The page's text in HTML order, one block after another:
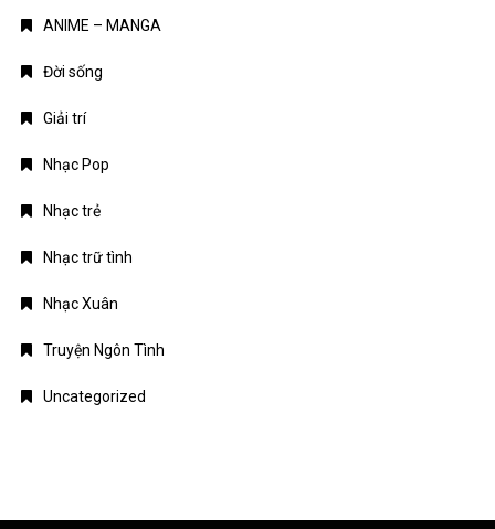
ANIME – MANGA
Đời sống
Giải trí
Nhạc Pop
Nhạc trẻ
Nhạc trữ tình
Nhạc Xuân
Truyện Ngôn Tình
Uncategorized